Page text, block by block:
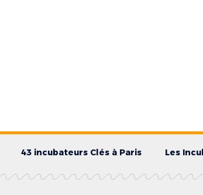
43 incubateurs Clés à Paris Les